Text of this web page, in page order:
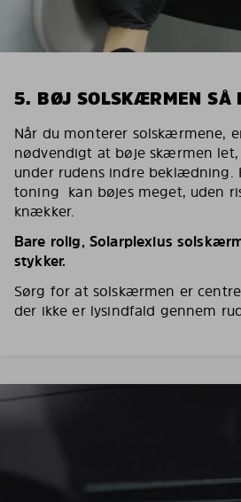
5. BØJ SOLSKÆRMEN SÅ
Når du monterer solskærmene,
nødvendigt at bøje skærmen
under rudens indre beklædning.
toning kan bøjes meget, uden
knækker.
Bare rolig, Solarplexius
stykker.
Sørg for at solskærmen er
der ikke er lysindfald gennem